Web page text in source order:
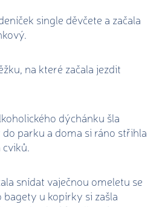
single děvčete a začala
na které začala jezdit
dýchánku šla
parku a doma si ráno střihla
snídat vaječnou omeletu se
u kopírky si zašla